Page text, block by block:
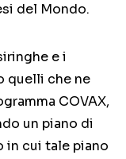
del Mondo.
e i
quelli che ne
COVAX,
un piano di
in cui tale piano